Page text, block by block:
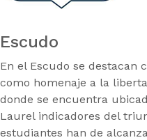
Escudo
En el Escudo se destacan
como homenaje a la
donde se encuentra
Laurel indicadores del
estudiantes han de